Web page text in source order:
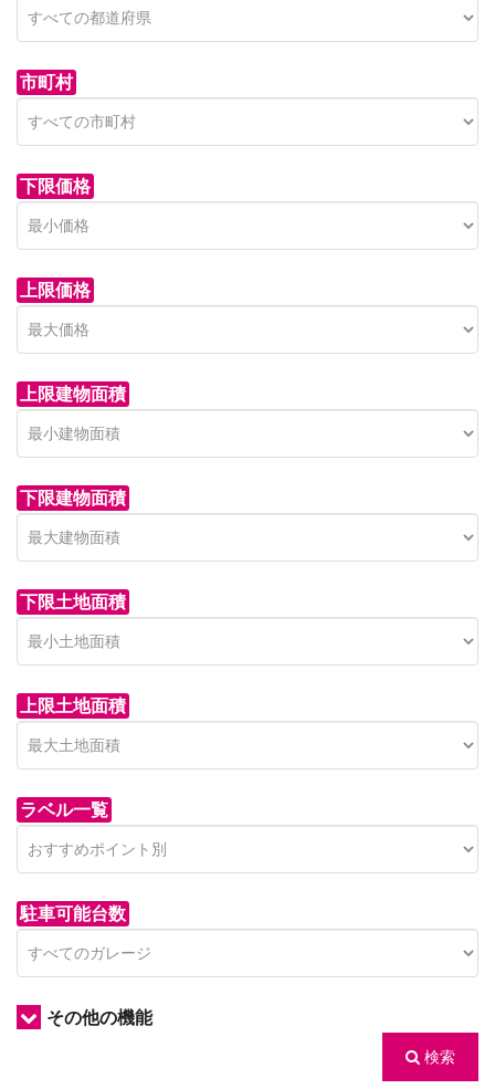
市町村
下限価格
上限価格
上限建物面積
下限建物面積
下限土地面積
上限土地面積
ラベル一覧
駐車可能台数
その他の機能
検索
青木新築分譲住宅
on call
Price on call
セン
850